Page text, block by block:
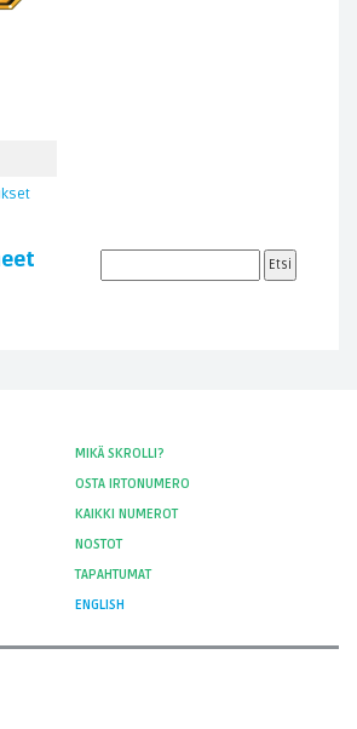
MIKÄ SKROLLI?
OSTA IRTONUMERO
KAIKKI NUMEROT
NOSTOT
TAPAHTUMAT
ENGLISH